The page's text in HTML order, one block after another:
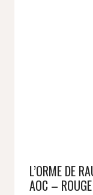
L’ORME DE
AOC –